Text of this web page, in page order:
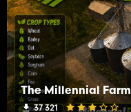
The Millennial Farm
37 321